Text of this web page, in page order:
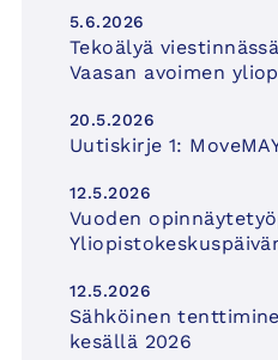
5.6.2026
Tekoälyä
Vaasan avoimen
20.5.2026
Uutiskirje 1:
12.5.2026
Vuoden
12.5.2026
Sähköinen
kesällä 2026